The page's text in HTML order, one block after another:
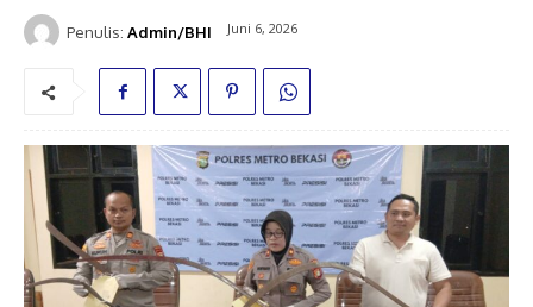
Penulis: Admin/BHI Juni 6, 2026